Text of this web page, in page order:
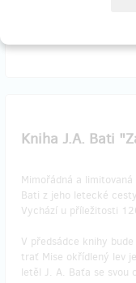
Kniha J.A. Bati
Mimořádná a
Bati z jeho letecké
Vychází u příležitosti
V předsádce knihy
trať Mise okřídlený lev
letěl J. A. Baťa se svou